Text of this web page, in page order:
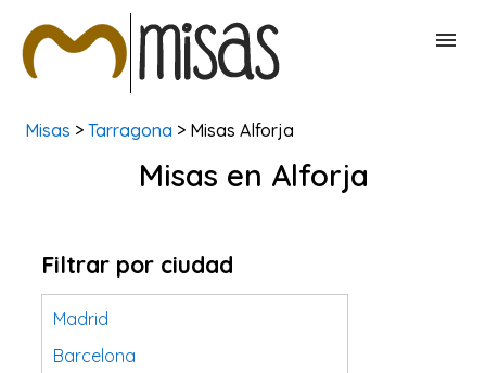
BUSCAR MISAS
Misas > Tarragona > Misas Alforja
Misas en Alforja
Filtrar por ciudad
Madrid
Barcelona